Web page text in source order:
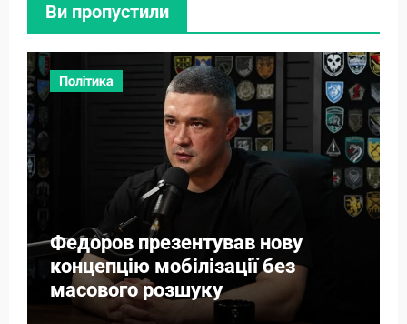
Ви пропустили
Політика
Федоров презентував нову
концепцію мобілізації без
масового розшуку